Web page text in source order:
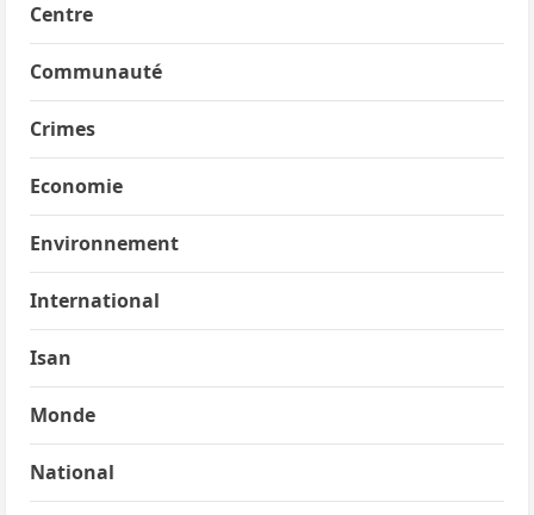
Centre
Communauté
Crimes
Economie
Environnement
International
Isan
Monde
National